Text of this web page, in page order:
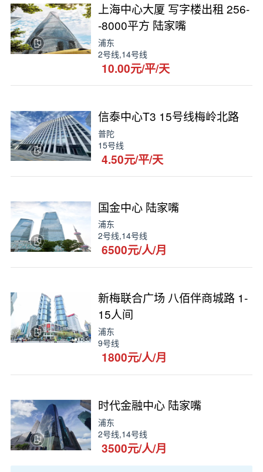
上海中心大厦 写字楼出租 256-
-8000平方 陆家嘴
浦东
2号线,14号线
10.00元/平/天
信泰中心T3 15号线梅岭北路
普陀
15号线
4.50元/平/天
国金中心 陆家嘴
浦东
2号线,14号线
6500元/人/月
新梅联合广场 八佰伴商城路 1-
15人间
浦东
9号线
1800元/人/月
时代金融中心 陆家嘴
浦东
2号线,14号线
3500元/人/月